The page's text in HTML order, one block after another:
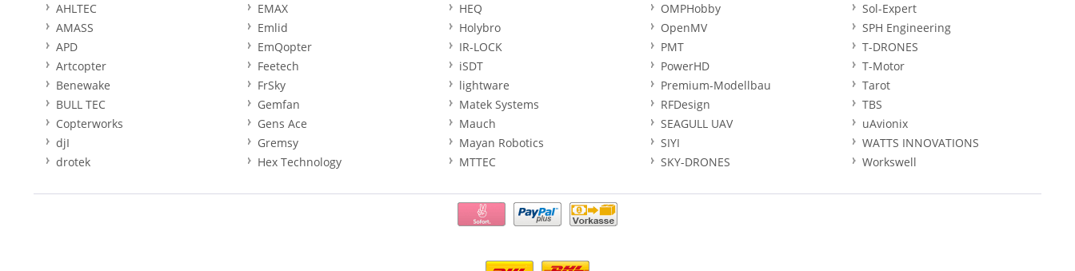
AHLTEC
AMASS
APD
Artcopter
Benewake
BULL TEC
Copterworks
djI
drotek
EMAX
Emlid
EmQopter
Feetech
FrSky
Gemfan
Gens Ace
Gremsy
Hex Technology
HEQ
Holybro
IR-LOCK
iSDT
lightware
Matek Systems
Mauch
Mayan Robotics
MTTEC
OMPHobby
OpenMV
PMT
PowerHD
Premium-Modellbau
RFDesign
SEAGULL UAV
SIYI
SKY-DRONES
Sol-Expert
SPH Engineering
T-DRONES
T-Motor
Tarot
TBS
uAvionix
WATTS INNOVATIONS
Workswell